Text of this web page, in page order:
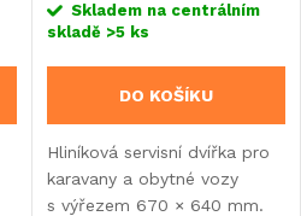
Skladem na centrálním
skladě >5 ks
DO KOŠÍKU
Hliníková servisní dvířka pro
karavany a obytné vozy
s výřezem 670 × 640 mm.